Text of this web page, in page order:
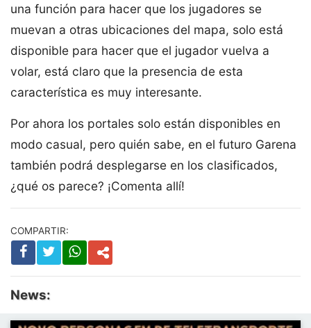
una función para hacer que los jugadores se
muevan a otras ubicaciones del mapa, solo está
disponible para hacer que el jugador vuelva a
volar, está claro que la presencia de esta
característica es muy interesante.
Por ahora los portales solo están disponibles en
modo casual, pero quién sabe, en el futuro Garena
también podrá desplegarse en los clasificados,
¿qué os parece? ¡Comenta allí!
COMPARTIR:
News: